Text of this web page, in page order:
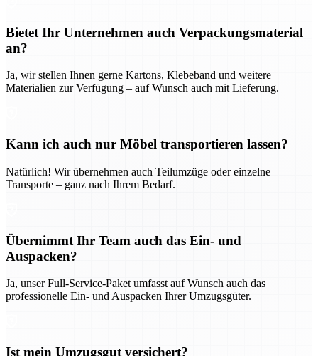
Bietet Ihr Unternehmen auch Verpackungsmaterial
an?
Ja, wir stellen Ihnen gerne Kartons, Klebeband und weitere
Materialien zur Verfügung – auf Wunsch auch mit Lieferung.
Kann ich auch nur Möbel transportieren lassen?
Natürlich! Wir übernehmen auch Teilumzüge oder einzelne
Transporte – ganz nach Ihrem Bedarf.
Übernimmt Ihr Team auch das Ein- und
Auspacken?
Ja, unser Full-Service-Paket umfasst auf Wunsch auch das
professionelle Ein- und Auspacken Ihrer Umzugsgüter.
Ist mein Umzugsgut versichert?